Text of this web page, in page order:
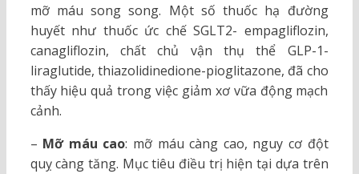
mỡ máu song song. Một số thuốc hạ đường
huyết như thuốc ức chế SGLT2- empagliflozin,
canagliflozin, chất chủ vận thụ thể GLP-1-
liraglutide, thiazolidinedione-pioglitazone, đã cho
thấy hiệu quả trong việc giảm xơ vữa động mạch
cảnh.
– Mỡ máu cao: mỡ máu càng cao, nguy cơ đột
quỵ càng tăng. Mục tiêu điều trị hiện tại dựa trên